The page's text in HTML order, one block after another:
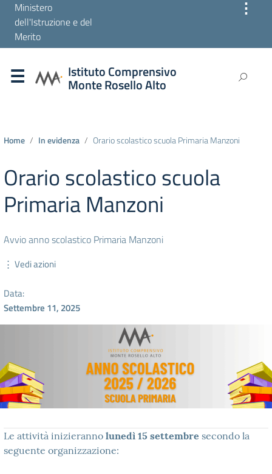
Ministero
dell'Istruzione e del
Merito
⋮
Istituto Comprensivo
Monte Rosello Alto
Home In evidenza Orario scolastico scuola Primaria Manzoni
Orario scolastico scuola
Primaria Manzoni
Avvio anno scolastico Primaria Manzoni
⋮ Vedi azioni
Data:
Settembre 11, 2025
Le attività inizieranno lunedì 15 settembre secondo la
seguente organizzazione: